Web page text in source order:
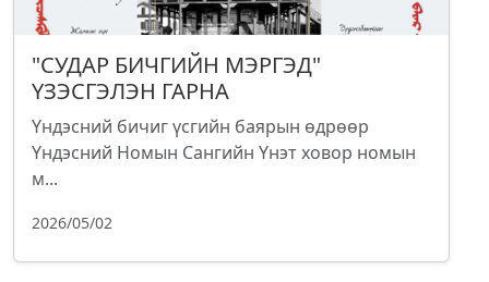
"СУДАР БИЧГИЙН МЭРГЭД"
ҮЗЭСГЭЛЭН ГАРНА
Үндэсний бичиг үсгийн баярын өдрөөр
Үндэсний Номын Сангийн Үнэт ховор номын
м...
2026/05/02